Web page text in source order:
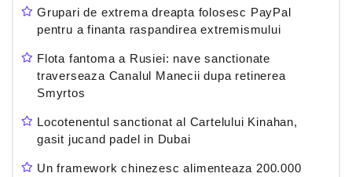
Grupari de extrema dreapta folosesc PayPal
pentru a finanta raspandirea extremismului
Flota fantoma a Rusiei: nave sanctionate
traverseaza Canalul Manecii dupa retinerea
Smyrtos
Locotenentul sanctionat al Cartelului Kinahan,
gasit jucand padel in Dubai
Un framework chinezesc alimenteaza 200.000